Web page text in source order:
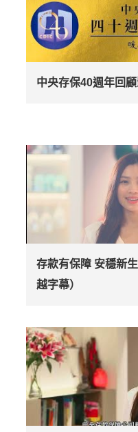
中央存保40週年回顧
存款有保障 安穩新
越字幕）